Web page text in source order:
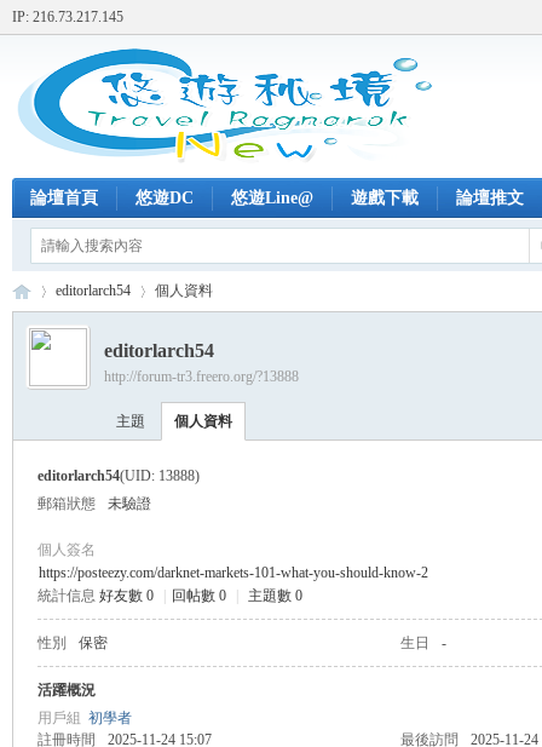
IP: 216.73.217.145
論壇首頁 悠遊DC 悠遊Line@ 遊戲下載 論壇推文
›
editorlarch54 個人資料
editorlarch54
http://forum-tr3.freero.org/?13888
主題 個人資料
editorlarch54(UID: 13888)
郵箱狀態
未驗證
個人簽名
https://posteezy.com/darknet-markets-101-what-you-should-know-2
統計信息 好友數 0 回帖數 0 主題數 0
性別 保密 生日 -
活躍概況
用戶組 初學者
註冊時間
2025-11-24 15:07 最後訪問
2025-11-24